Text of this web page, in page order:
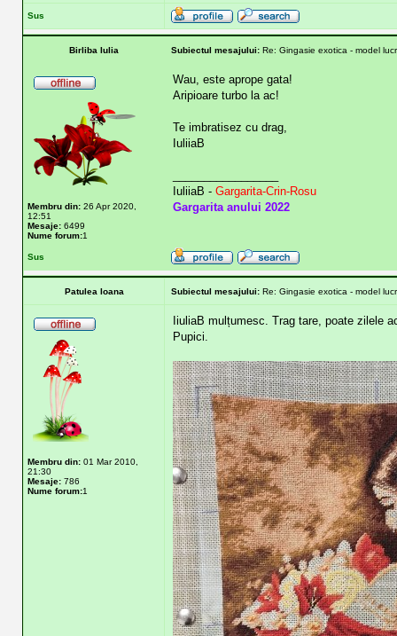
Sus
Birliba Iulia Subiectul mesajului: Re: Gingasie exotica - model
Membru din: 26 Apr 2020,
12:51
Mesaje: 6499
Nume forum:1
Wau, este aprope gata!
Aripioare turbo la ac!
Te imbratisez cu drag,
IuliiaB
IuliiaB - Gargarita-Crin-Rosu
Gargarita anului 2022
Sus
Patulea Ioana Subiectul mesajului: Re: Gingasie exotica - model
Membru din: 01 Mar 2010,
21:30
Mesaje: 786
Nume forum:1
IiuliaB mulțumesc. Trag tare, poate zilele
Pupici.